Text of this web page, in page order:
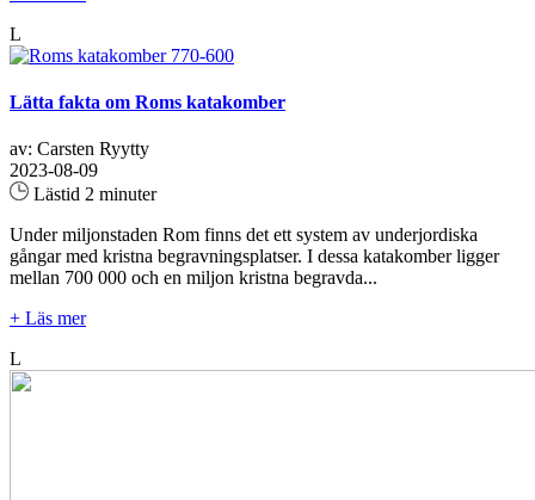
L
Lätta fakta om Roms katakomber
av: Carsten Ryytty
2023-08-09
Lästid 2 minuter
Under miljonstaden Rom finns det ett system av underjordiska
gångar med kristna begravningsplatser. I dessa katakomber ligger
mellan 700 000 och en miljon kristna begravda...
+ Läs mer
L